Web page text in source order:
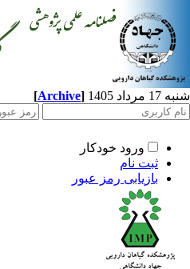
1405
[Archive]
ورود خودکار
ثبت نام
بازیابی رمز عبور